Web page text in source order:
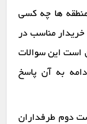
در منطقه 20 و دیگر منطقه ها چه کسی
مناسب در
است این سوالات
به آن پاسخ
دوم طرفداران